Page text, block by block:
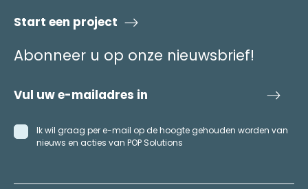
Start een project
Abonneer u op onze nieuwsbrief!
Ik wil graag per e-mail op de hoogte gehouden worden van
nieuws en acties van POP Solutions